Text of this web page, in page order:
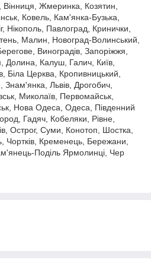
Жмеринка, Козятин,
Ковель, Кам'янка-Бузька,
Нікополь, Павлоград, Кринички,
Малин, Новоград-Волинський,
Виноградів, Запоріжжя,
Долина, Калуш, Галич, Київ,
Біла Церква, Кропивницький,
Знам'янка, Львів, Дрогобич,
Миколаїв, Первомайськ,
Нова Одеса, Одеса, Південний
Гадяч, Кобеляки, Рівне,
Острог, Суми, Конотоп, Шостка,
Чортків, Кременець, Бережани,
Поділь Ярмолинці, Чер